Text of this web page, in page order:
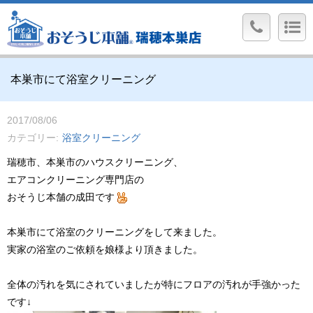
本巣市にて浴室クリーニング
2017/08/06
カテゴリー
浴室クリーニング
瑞穂市、本巣市のハウスクリーニング、
エアコンクリーニング専門店の
おそうじ本舗の成田です
本巣市にて浴室のクリーニングをして来ました。
実家の浴室のご依頼を娘様より頂きました。
全体の汚れを気にされていましたが特にフロアの汚れが手強かった
です↓